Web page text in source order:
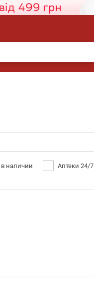
в наличии Аптеки 24/7